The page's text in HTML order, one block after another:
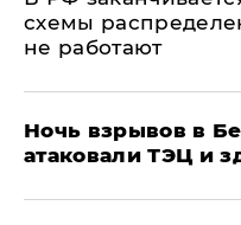
схемы
не работают
​Ночь взрывов в
атаковали ТЭЦ и